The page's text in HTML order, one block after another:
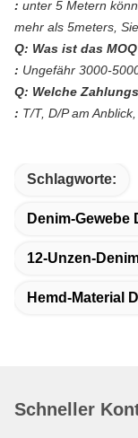
: unter 5 Metern
mehr als 5meters,
Q: Was ist das
: Ungefähr 3000-
Q: Welche
: T/T, D/P am
Schlagworte:
Denim-Gewebe
12-Unzen-
Hemd-Material
Schneller